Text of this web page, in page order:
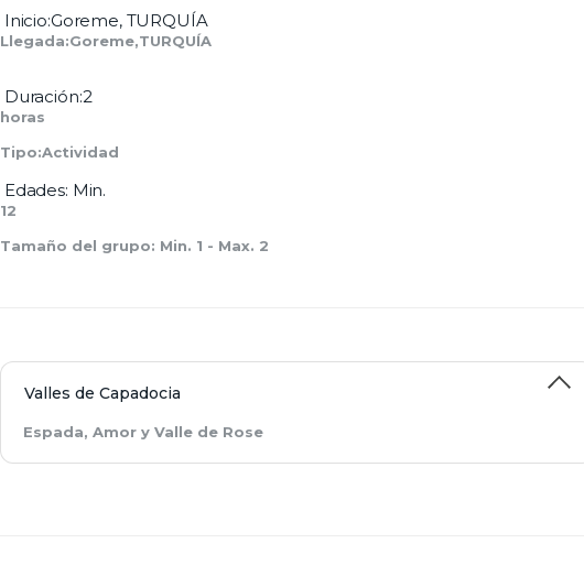
Inicio:Goreme, TURQUÍA
Llegada:Goreme,TURQUÍA
Duración:2
horas
Tipo:Actividad
Edades: Min.
12
Tamaño del grupo: Min. 1 - Max. 2
Valles de Capadocia
Espada, Amor y Valle de Rose